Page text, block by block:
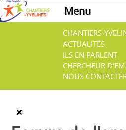
CHANTIERS-
ACTUALITÉS
ILS EN PARLENT
CHERCHEUR
NOUS
Menu